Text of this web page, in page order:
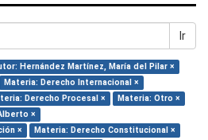
Ir
Hernández Martínez, María del Pilar ×
Materia: Derecho Internacional ×
Derecho Procesal ×
Materia: Otro ×
×
×
Materia: Derecho Constitucional ×